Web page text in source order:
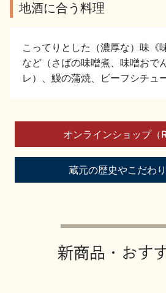
地酒蔵元会WEB展示会 地酒
お問い合わせ
地酒に合う料理
こってりとした（濃厚な）味《
など（さばの味噌煮、味噌おで
レ）、鰻の蒲焼、ビーフシチュ
オンラインショップ（
蔵元の歴史やこだわ
新商品・おす